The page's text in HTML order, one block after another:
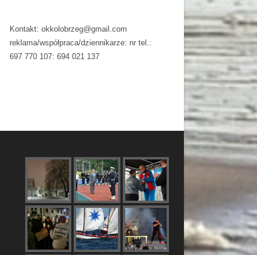
Kontakt: okkolobrzeg@gmail.com
reklama/współpraca/dziennikarze: nr tel.:
697 770 107: 694 021 137